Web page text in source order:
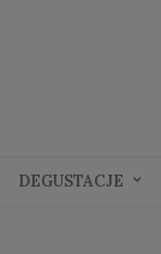
DEGUSTACJE